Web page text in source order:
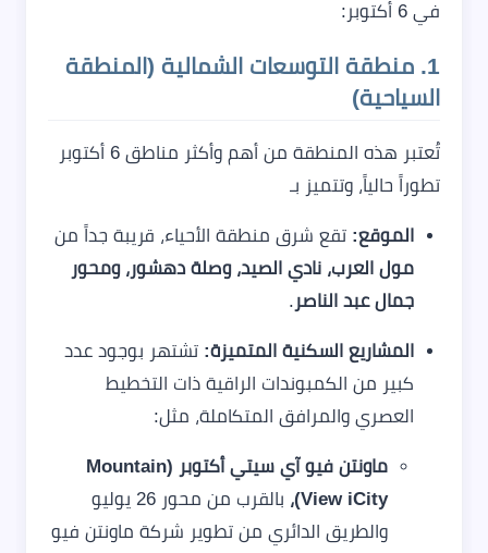
في 6 أكتوبر:
1. منطقة التوسعات الشمالية (المنطقة
السياحية)
تُعتبر هذه المنطقة من أهم وأكثر مناطق 6 أكتوبر
تطوراً حالياً، وتتميز بـ
الموقع: تقع شرق منطقة الأحياء، قريبة جداً من
مول العرب، نادي الصيد، وصلة دهشور، ومحور
جمال عبد الناصر .
المشاريع السكنية المتميزة: تشتهر بوجود عدد
كبير من الكمبوندات الراقية ذات التخطيط
العصري والمرافق المتكاملة، مثل:
ماونتن فيو آي سيتي أكتوبر (Mountain
View iCity)،
بالقرب من محور 26 يوليو
والطريق الدائري من تطوير شركة ماونتن فيو